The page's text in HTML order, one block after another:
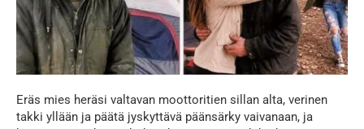
Eräs mies heräsi valtavan moottoritien sillan alta, verinen
takki yllään ja päätä jyskyttävä päänsärky vaivanaan, ja